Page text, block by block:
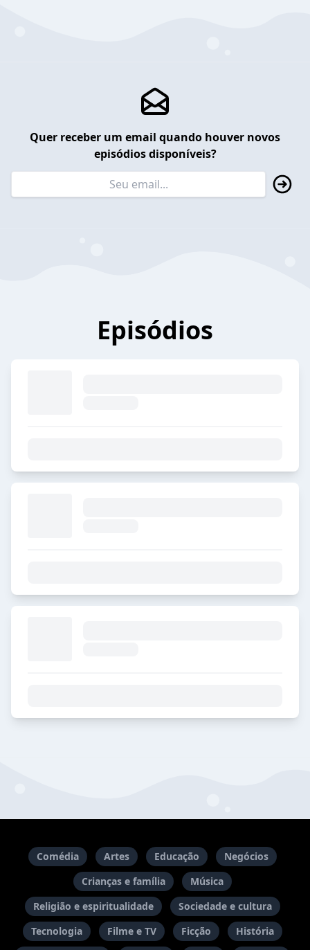
Quer receber um email quando houver novos
episódios disponíveis?
Episódios
Comédia Artes Educação
Negócios
Crianças e família
Música
Religião e espiritualidade
Sociedade e cultura
Tecnologia
Filme e TV Ficção
História